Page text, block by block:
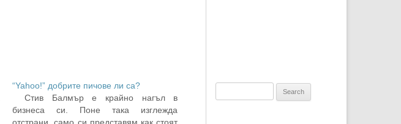
“Yahoo!” добрите пичове ли са?
Стив Балмър е крайно нагъл в
бизнеса си. Поне така изглежда